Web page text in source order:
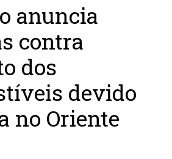
anuncia
contra
dos
devido
no Oriente